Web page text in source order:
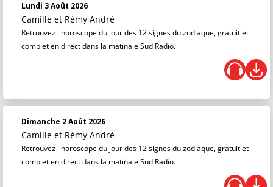
Lundi 3 Août 2026
Camille et Rémy André
Retrouvez l'horoscope du jour des 12 signes du zodiaque, gratuit et
complet en direct dans la matinale Sud Radio.
Dimanche 2 Août 2026
Camille et Rémy André
Retrouvez l'horoscope du jour des 12 signes du zodiaque, gratuit et
complet en direct dans la matinale Sud Radio.